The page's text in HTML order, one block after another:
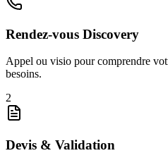
Rendez-vous Discovery
Appel ou visio pour comprendre
besoins.
2
Devis & Validation